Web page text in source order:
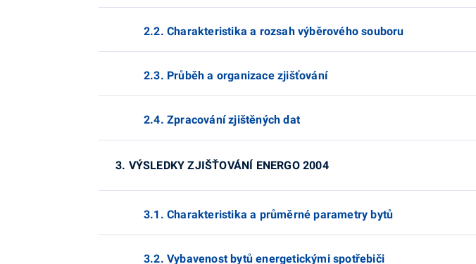
2.2. Charakteristika a rozsah výběrového souboru
2.3. Průběh a organizace zjišťování
2.4. Zpracování zjištěných dat
3. VÝSLEDKY ZJIŠŤOVÁNÍ ENERGO 2004
3.1. Charakteristika a průměrné parametry bytů
3.2. Vybavenost bytů energetickými spotřebiči